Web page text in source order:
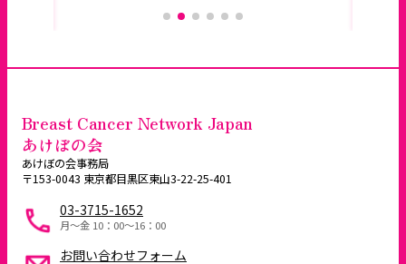
Breast Cancer Network Japan
あけぼの会
あけぼの会事務局
〒153-0043 東京都目黒区東山3-22-25-401
03-3715-1652
月～金 10：00〜16：00
お問い合わせフォーム